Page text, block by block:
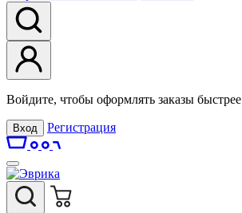
Войдите, чтобы оформлять заказы быстрее
Вход Регистрация